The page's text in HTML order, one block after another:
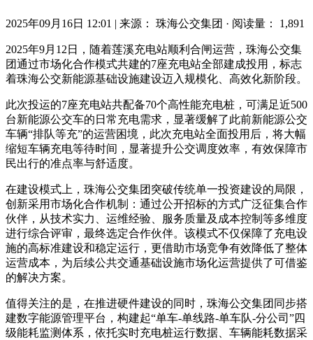
2025年09月16日 12:01 | 来源： 珠海公交集团 · 阅读量： 1,891
2025年9月12日，随着莲溪充电站顺利合闸运营，珠海公交集
团通过市场化合作模式共建的7座充电站全部建成投用，标志
着珠海公交新能源基础设施建设迈入规模化、高效化新阶段。
此次投运的7座充电站共配备70个高性能充电桩，可满足近500
台新能源公交车的日常充电需求，显著缓解了此前新能源公交
车辆“排队等充”的运营困境，此次充电站全面投用后，将大幅
缩短车辆充电等待时间，显著提升公交调度效率，有效保障市
民出行的准点率与舒适度。
在建设模式上，珠海公交集团突破传统单一投资建设的局限，
创新采用市场化合作机制：通过公开招标的方式广泛征集合作
伙伴，从技术实力、运维经验、服务质量及成本控制等多维度
进行综合评审，最终选定合作伙伴。该模式不仅保障了充电设
施的高标准建设和稳定运行，更借助市场竞争有效降低了整体
运营成本，为后续公共交通基础设施市场化运营提供了可借鉴
的解决方案。
值得关注的是，在推进硬件建设的同时，珠海公交集团同步搭
建数字能源管理平台，构建起“单车-单线路-单车队-分公司”四
级能耗监测体系，依托实时充电桩运行数据、车辆能耗数据采